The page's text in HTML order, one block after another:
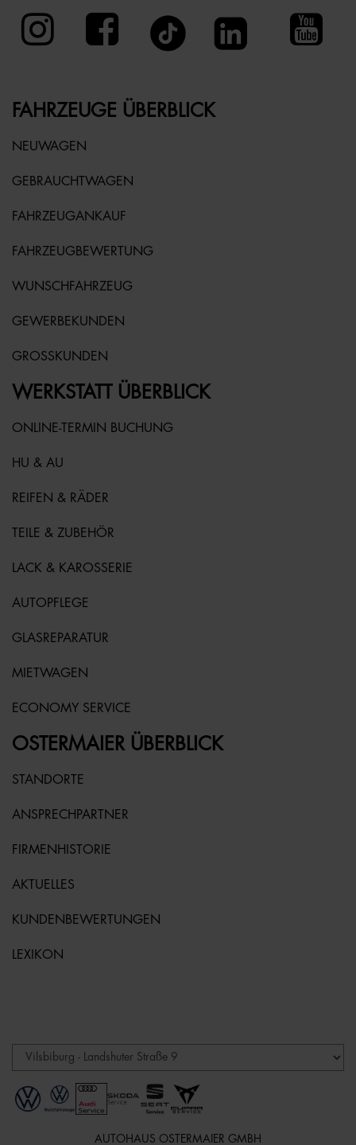
FAHRZEUGE ÜBERBLICK
NEUWAGEN
GEBRAUCHTWAGEN
FAHRZEUGANKAUF
FAHRZEUGBEWERTUNG
WUNSCHFAHRZEUG
GEWERBEKUNDEN
GROSSKUNDEN
WERKSTATT ÜBERBLICK
ONLINE-TERMIN BUCHUNG
HU & AU
REIFEN & RÄDER
TEILE & ZUBEHÖR
LACK & KAROSSERIE
AUTOPFLEGE
GLASREPARATUR
MIETWAGEN
ECONOMY SERVICE
OSTERMAIER ÜBERBLICK
STANDORTE
ANSPRECHPARTNER
FIRMENHISTORIE
AKTUELLES
KUNDENBEWERTUNGEN
LEXIKON
AUTOHAUS OSTERMAIER GMBH